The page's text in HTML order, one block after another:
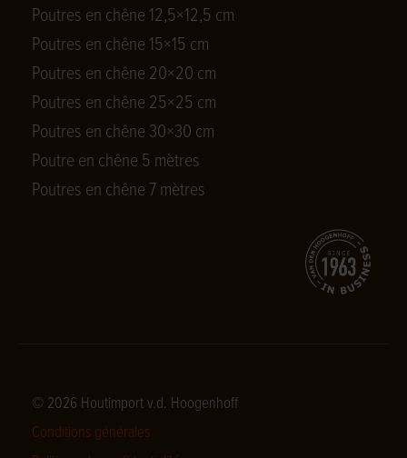
Poutres en chêne 12,5×12,5 cm
Poutres en chêne 15×15 cm
Poutres en chêne 20×20 cm
Poutres en chêne 25×25 cm
Poutres en chêne 30×30 cm
Poutre en chêne 5 mètres
Poutres en chêne 7 mètres
© 2026 Houtimport v.d. Hoogenhoff
Conditions générales